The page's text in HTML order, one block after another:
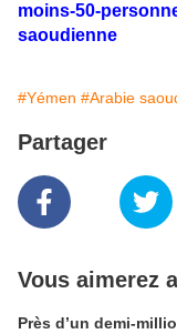
moins-50-
saoudienne
#Yémen #Arabie
Partager
Vous aimerez
Près d’un demi-